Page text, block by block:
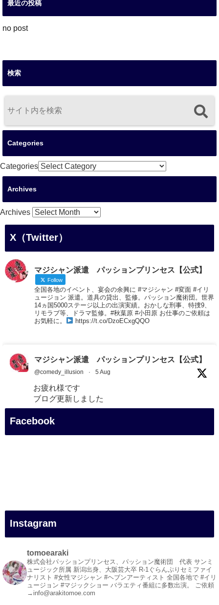
最近の投稿
no post
検索
Categories
Categories
Archives
Archives
X（Twitter）
マジシャン派遣 パッションプリンセス【公式】
Follow
全国各地のイベント、宴会の余興に #マジシャン #変面 #イリ
ュージョン 派遣。道具の貸出、監修。パッション魔術団。世界
14ヵ国5000ステージ以上の出演実績。おかしな刑事、特捜9、
リモラブ等、ドラマ監修。#秋葉原 #小田原 お仕事のご依頼は
お気軽に。
https://t.co/DzoECxgQQO
マジシャン派遣 パッションプリンセス【公式】
@comedy_illusion · 5 Aug
お疲れ様です
ブログ更新しました
「マジシャン和歌山旅 白浜町・三段壁展望台」
#白浜町
#変面ショー
#イベント
#宴会
#余興
1 5 X
Facebook
Instagram
tomoearaki
株式会社パッションプリンセス、パッション魔術団 代表 サンミ
ュージック所属 新潟出身、大阪芸大卒 R-1ぐらんぷりセミファイ
ナリスト #女性マジシャン #ヘブンアーティスト 全国各地で #イリ
ュージョン #マジックショー バラエティ番組に多数出演。 ご依頼
→info@arakitomoe.com